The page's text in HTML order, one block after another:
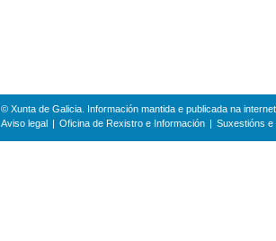
© Xunta de Galicia. Información mantida e publicada na
Aviso legal
Oficina de Rexistro e Información Suxestións e